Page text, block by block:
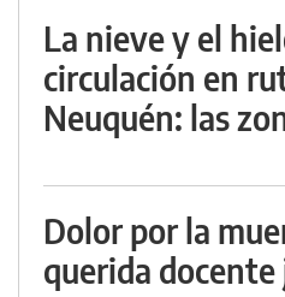
La nieve y el
circulación en
Neuquén: las
Dolor por la
querida